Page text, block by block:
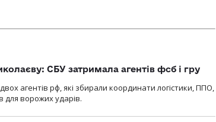
СБУ затримала агентів фсб і гру
агентів рф, які збирали координати логістики, ППО,
для ворожих ударів.